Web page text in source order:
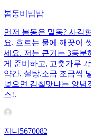
봄동비빔밥
먼저 봄동은 밑동? 사각
요. 흐르는 물에 깨끗이
세요. 저는 큰거는 3등분
게 준비하고, 고춧가루 2
약간, 설탕,소금 조금씩
넣으면 감칠맛나는 양념
스!.
지니5670082